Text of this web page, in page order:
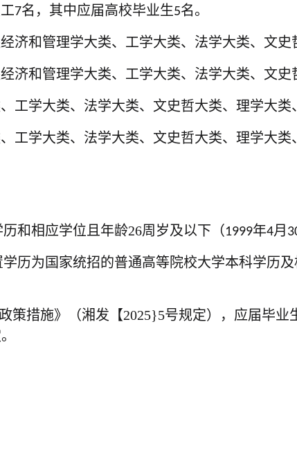
7名，其中应届高校毕业生5名。
济和管理学大类、工学大类、法学大类、文
济和管理学大类、工学大类、法学大类、文
工学大类、法学大类、文史哲大类、理学大类
工学大类、法学大类、文史哲大类、理学大类
和相应学位且年龄26周岁及以下（ 1999年4月
历为国家统招的普通高等院校大学本科学历
措施》（湘发【2025}5号规定），应届毕业